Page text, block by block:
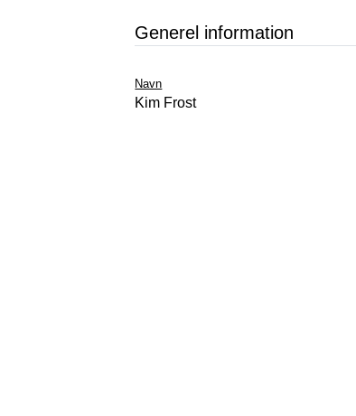
Generel information
Navn
Kim Frost